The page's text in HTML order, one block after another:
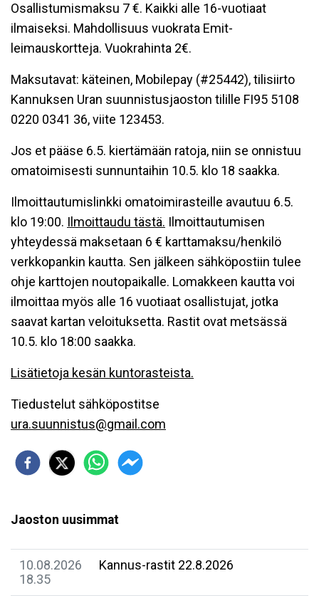
Osallistumismaksu 7 €. Kaikki alle 16-vuotiaat
ilmaiseksi. Mahdollisuus vuokrata Emit-
leimauskortteja. Vuokrahinta 2€.
Maksutavat: käteinen, Mobilepay (#25442), tilisiirto
Kannuksen Uran suunnistusjaoston tilille FI95 5108
0220 0341 36, viite 123453.
Jos et pääse 6.5. kiertämään ratoja, niin se onnistuu
omatoimisesti sunnuntaihin 10.5. klo 18 saakka.
Ilmoittautumislinkki omatoimirasteille avautuu 6.5.
klo 19:00. Ilmoittaudu tästä. Ilmoittautumisen
yhteydessä maksetaan 6 € karttamaksu/henkilö
verkkopankin kautta. Sen jälkeen sähköpostiin tulee
ohje karttojen noutopaikalle. Lomakkeen kautta voi
ilmoittaa myös alle 16 vuotiaat osallistujat, jotka
saavat kartan veloituksetta. Rastit ovat metsässä
10.5. klo 18:00 saakka.
Lisätietoja kesän kuntorasteista.
Tiedustelut sähköpostitse
ura.suunnistus@gmail.com
Jaoston uusimmat
10.08.2026
18.35
Kannus-rastit 22.8.2026